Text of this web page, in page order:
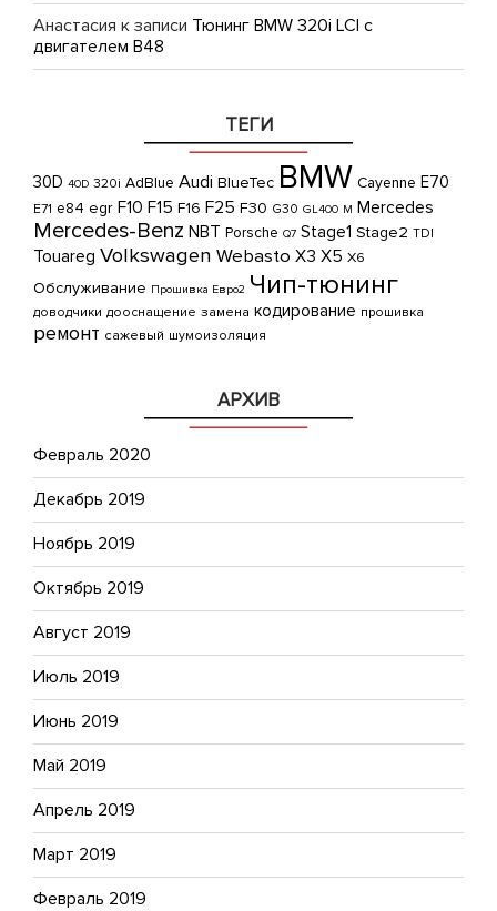
Анастасия к записи Тюнинг BMW 320i LCI с
двигателем B48
ТЕГИ
30D 40D 320i AdBlue Audi BlueTec BMW Cayenne E70
E71 e84 egr F10 F15 F16 F25 F30 G30 GL400 M Mercedes
Mercedes-Benz NBT Porsche Q7 Stage1 Stage2 TDI
Touareg Volkswagen Webasto X3 X5 X6
Обслуживание Прошивка Евро2 Чип-тюнинг
доводчики дооснащение замена кодирование прошивка
ремонт сажевый шумоизоляция
АРХИВ
Февраль 2020
Декабрь 2019
Ноябрь 2019
Октябрь 2019
Август 2019
Июль 2019
Июнь 2019
Май 2019
Апрель 2019
Март 2019
Февраль 2019